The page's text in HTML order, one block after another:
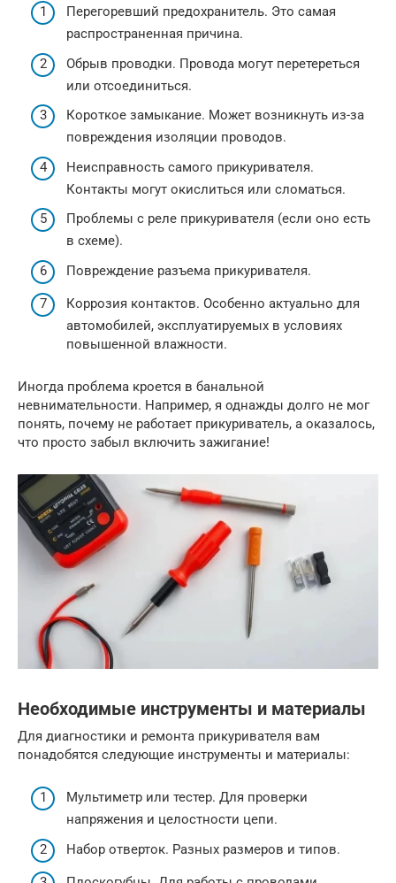
Перегоревший предохранитель. Это самая
распространенная причина.
Обрыв проводки. Провода могут перетереться
или отсоединиться.
Короткое замыкание. Может возникнуть из-за
повреждения изоляции проводов.
Неисправность самого прикуривателя.
Контакты могут окислиться или сломаться.
Проблемы с реле прикуривателя (если оно есть
в схеме).
Повреждение разъема прикуривателя.
Коррозия контактов. Особенно актуально для
автомобилей, эксплуатируемых в условиях
повышенной влажности.
Иногда проблема кроется в банальной
невнимательности. Например, я однажды долго не мог
понять, почему не работает прикуриватель, а оказалось,
что просто забыл включить зажигание!
Необходимые инструменты и материалы
Для диагностики и ремонта прикуривателя вам
понадобятся следующие инструменты и материалы:
Мультиметр или тестер. Для проверки
напряжения и целостности цепи.
Набор отверток. Разных размеров и типов.